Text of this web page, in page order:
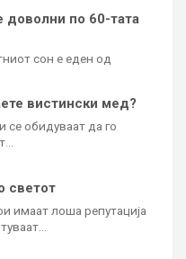
доволни по 60-тата
сон е еден од
вистински мед?
се обидуваат да го
светот
имаат лоша репутација